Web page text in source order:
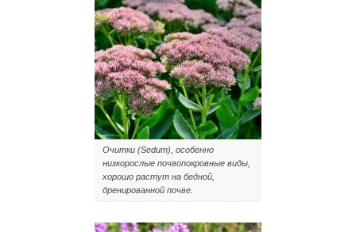
Очитки (Sedum), особенно
низкорослые почвопокровные виды,
хорошо растут на бедной,
дренированной почве.